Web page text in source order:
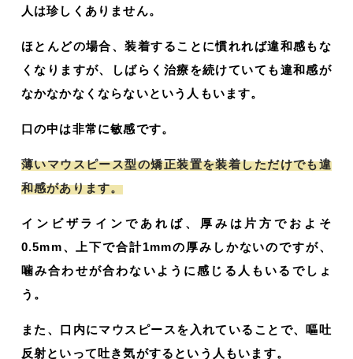
人は珍しくありません。
ほとんどの場合、装着することに慣れれば違和感もな
くなりますが、しばらく治療を続けていても違和感が
なかなかなくならないという人もいます。
口の中は非常に敏感です。
薄いマウスピース型の矯正装置を装着しただけでも違
和感があります。
インビザラインであれば、厚みは片方でおよそ
0.5mm、上下で合計1mmの厚みしかないのですが、
噛み合わせが合わないように感じる人もいるでしょ
う。
また、口内にマウスピースを入れていることで、嘔吐
反射といって吐き気がするという人もいます。